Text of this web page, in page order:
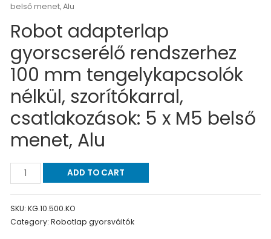
belső menet, Alu
Robot adapterlap
gyorscserélő rendszerhez
100 mm tengelykapcsolók
nélkül, szorítókarral,
csatlakozások: 5 x M5 belső
menet, Alu
ADD TO CART
SKU:KG.10.500.KO
Category:Robotlap gyorsváltók